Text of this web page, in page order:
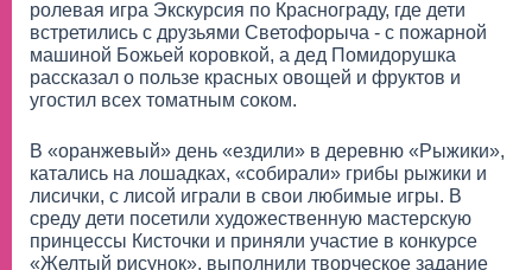
ролевая игра Экскурсия по Краснограду, где дети
встретились с друзьями Светофорыча - с пожарной
машиной Божьей коровкой, а дед Помидорушка
рассказал о пользе красных овощей и фруктов и
угостил всех томатным соком.
В «оранжевый» день «ездили» в деревню «Рыжики»,
катались на лошадках, «собирали» грибы рыжики и
лисички, с лисой играли в свои любимые игры. В
среду дети посетили художественную мастерскую
принцессы Кисточки и приняли участие в конкурсе
«Желтый рисунок», выполнили творческое задание